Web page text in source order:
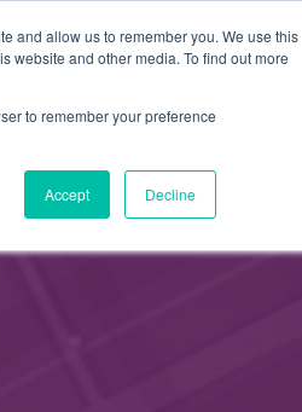
and allow us to remember you. We use this
website and other media. To find out more
to remember your preference
Accept Decline
HAE
JÄSENEKSI